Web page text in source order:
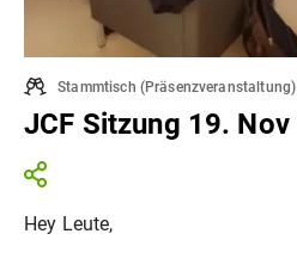
Stammtisch (Präsenzveranstaltung)
JCF Sitzung 19. Nov
Hey Leute,